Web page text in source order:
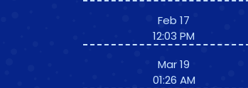
Feb 17
12:03 PM
Mar 19
01:26 AM